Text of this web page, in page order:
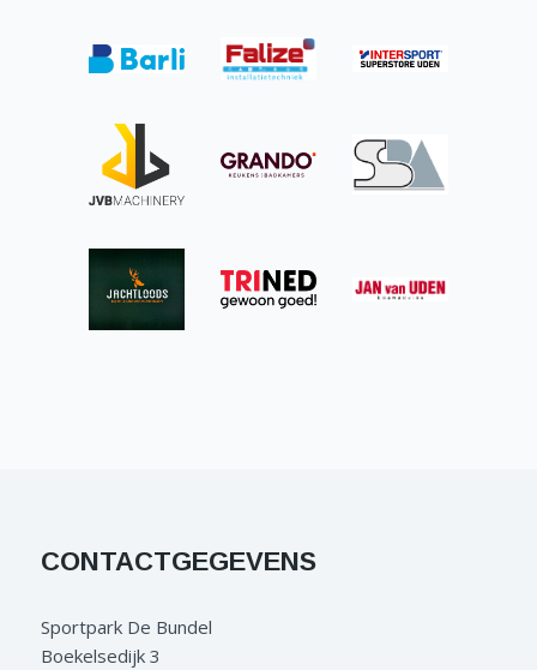
CONTACTGEGEVENS
Sportpark De Bundel
Boekelsedijk 3